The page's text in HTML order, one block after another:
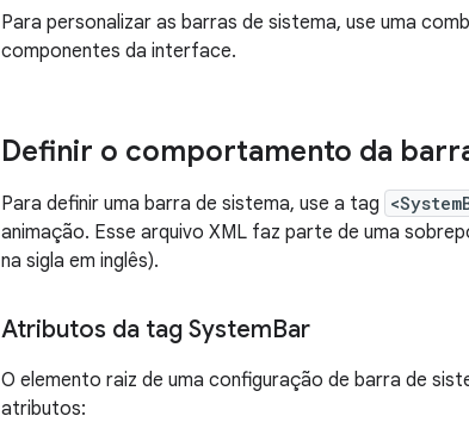
Para personalizar as barras de sistema, use uma
componentes da interface.
Definir o comportamento da
Para definir uma barra de sistema, use a tag
animação. Esse arquivo XML faz parte de uma
na sigla em inglês).
Atributos da tag SystemBar
O elemento raiz de uma configuração de barra de
atributos: